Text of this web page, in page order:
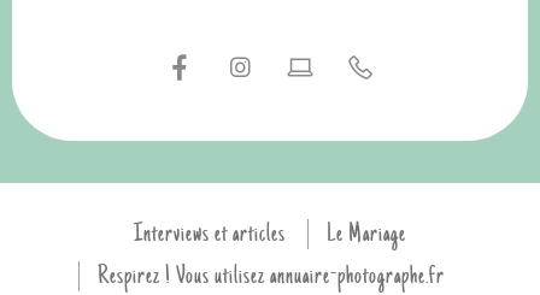
Interviews et articles
Le Mariage
Respirez ! Vous utilisez annuaire-photographe.fr